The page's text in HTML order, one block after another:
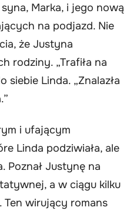
Marka, i jego nową
na podjazd. Nie
że Justyna
rodziny. „Trafiła na
siebie Linda. „Znalazła
i ufającym
Linda podziwiała, ale
Poznał Justynę na
a w ciągu kilku
Ten wirujący romans